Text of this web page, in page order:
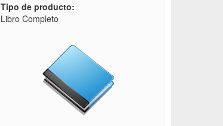
Tipo de producto:
Libro Completo